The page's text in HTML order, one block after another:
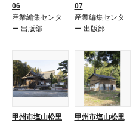
06
産業編集センタ
ー 出版部
07
産業編集センタ
ー 出版部
甲州市塩山松里
甲州市塩山松里